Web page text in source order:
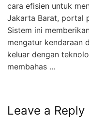
cara efisien untuk
Jakarta Barat, portal
Sistem ini
mengatur kendaraan
keluar dengan
membahas …
Leave a Reply